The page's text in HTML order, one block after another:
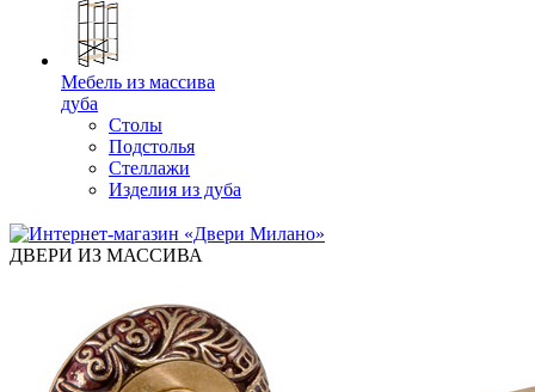
Мебель из массива
дуба
Столы
Подстолья
Стеллажи
Изделия из дуба
ДВЕРИ ИЗ МАССИВА